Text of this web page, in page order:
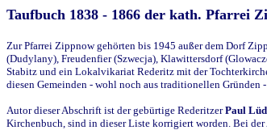
Taufbuch 1838 - 1866 der kath. Pfarrei
Zur Pfarrei Zippnow gehörten bis 1945 außer dem Dorf
(Dudylany), Freudenfier (Szwecja), Klawittersdorf
Stabitz und ein Lokalvikariat Rederitz mit der
diesen Gemeinden - wohl noch aus traditionellen Gründen
Autor dieser Abschrift ist der gebürtige RederitzerPaul
Kirchenbuch, sind in dieser Liste korrigiert worden. Bei